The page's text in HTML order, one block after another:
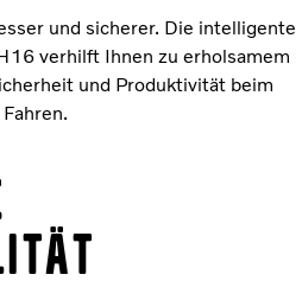
und sicherer. Die intelligente
verhilft Ihnen zu erholsamem
und Produktivität beim
Fahren.